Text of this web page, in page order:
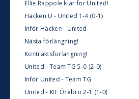
Ellie Rappole klar för United!
Häcken U - United 1-4 (0-1)
Inför Häcken - United
Nästa förlängning!
Kontraktsförlängning!
United - Team TG 5-0 (2-0)
Inför United - Team TG
United - KIF Örebro 2-1 (1-0)